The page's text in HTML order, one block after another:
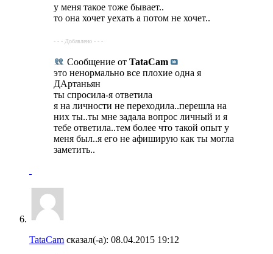
у меня такое тоже бывает..
то она хочет уехать а потом не хочет..
- - - Добавлено - - -
Сообщение от TataCam
это ненормально все плохие одна я
ДАртаньян
ты спросила-я ответила
я на личности не переходила..перешла на
них ты..ты мне задала вопрос личный и я
тебе ответила..тем более что такой опыт у
меня был..я его не афиширую как ты могла
заметить..
TataCam сказал(-а): 08.04.2015 19:12